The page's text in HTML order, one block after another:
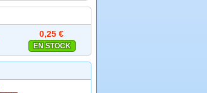
0,25 €
EN STOCK